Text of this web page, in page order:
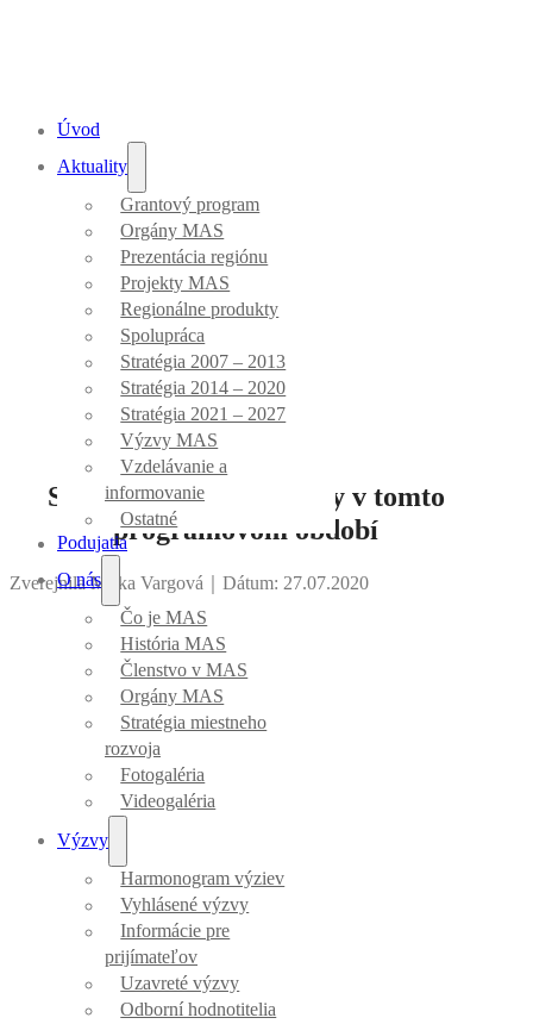
Úvod
Aktuality
Grantový program
Orgány MAS
Prezentácia regiónu
Projekty MAS
Regionálne produkty
Spolupráca
Stratégia 2007 – 2013
Stratégia 2014 – 2020
Stratégia 2021 – 2027
Výzvy MAS
Vzdelávanie a
informovanie
Ostatné
Podujatia
O nás
Čo je MAS
História MAS
Členstvo v MAS
Orgány MAS
Stratégia miestneho
rozvoja
Fotogaléria
Videogaléria
Výzvy
Harmonogram výziev
Vyhlásené výzvy
Informácie pre
prijímateľov
Uzavreté výzvy
Odborní hodnotitelia
Aktuality
Úvod Výzvy MAS
Schválené prvé projekty v tomto
programovom období
Zverejnila Mirka Vargová Dátum: 27.07.2020